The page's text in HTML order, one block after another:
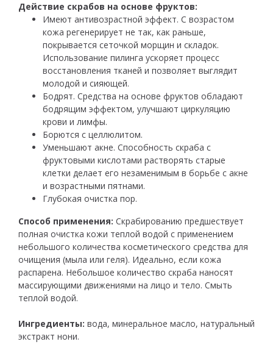
Действие скрабов на основе фруктов:
Имеют антивозрастной эффект. С возрастом
кожа регенерирует не так, как раньше,
покрывается сеточкой морщин и складок.
Использование пилинга ускоряет процесс
восстановления тканей и позволяет выглядит
молодой и сияющей.
Бодрят. Средства на основе фруктов обладают
бодрящим эффектом, улучшают циркуляцию
крови и лимфы.
Борются с целлюлитом.
Уменьшают акне. Способность скраба с
фруктовыми кислотами растворять старые
клетки делает его незаменимым в борьбе с акне
и возрастными пятнами.
Глубокая очистка пор.
Способ применения: Скрабированию предшествует
полная очистка кожи теплой водой с применением
небольшого количества косметического средства для
очищения (мыла или геля). Идеально, если кожа
распарена. Небольшое количество скраба наносят
массирующими движениями на лицо и тело. Смыть
теплой водой.
Ингредиенты: вода, минеральное масло, натуральный
экстракт нони.